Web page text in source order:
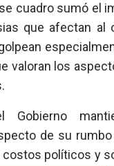
cuadro sumó el
que afectan al
valoran los
Gobierno
de su
políticos y